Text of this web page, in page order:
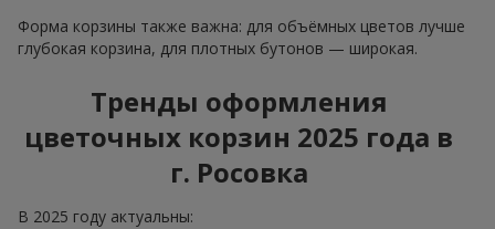
Форма корзины также важна: для объёмных цветов лучше
глубокая корзина, для плотных бутонов — широкая.
Тренды оформления
цветочных корзин 2025 года в
г. Росовка
В 2025 году актуальны: